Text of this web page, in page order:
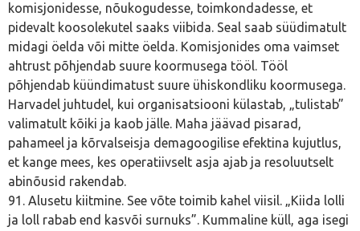
komisjonidesse, nõukogudesse, toimkondadesse, et
pidevalt koosolekutel saaks viibida. Seal saab süüdimatult
midagi öelda või mitte öelda. Komisjonides oma vaimset
ahtrust põhjendab suure koormusega tööl. Tööl
põhjendab küündimatust suure ühiskondliku koormusega.
Harvadel juhtudel, kui organisatsiooni külastab, „tulistab”
valimatult kõiki ja kaob jälle. Maha jäävad pisarad,
pahameel ja kõrvalseisja demagoogilise efektina kujutlus,
et kange mees, kes operatiivselt asja ajab ja resoluutselt
abinõusid rakendab.
91. Alusetu kiitmine. See võte toimib kahel viisil. „Kiida lolli
ja loll rabab end kasvõi surnuks”. Kummaline küll, aga isegi